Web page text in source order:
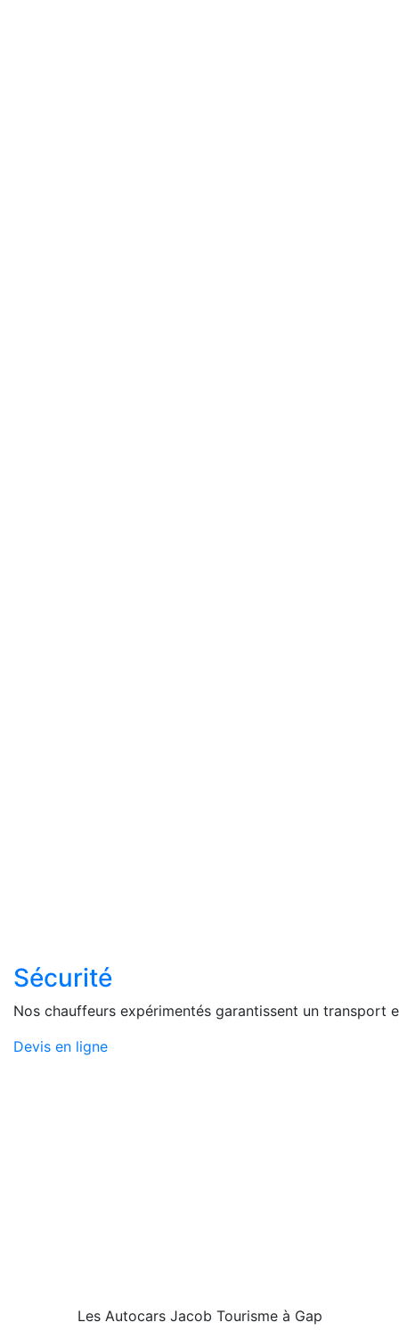
Sécurité
Nos chauffeurs expérimentés garantissent un transport
Devis en ligne
Les Autocars Jacob Tourisme à Gap